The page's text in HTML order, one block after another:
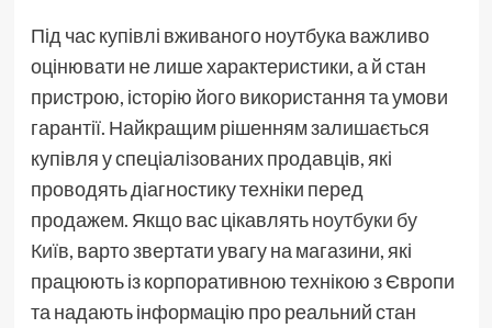
Під час купівлі вживаного ноутбука важливо
оцінювати не лише характеристики, а й стан
пристрою, історію його використання та умови
гарантії. Найкращим рішенням залишається
купівля у спеціалізованих продавців, які
проводять діагностику техніки перед
продажем. Якщо вас цікавлятьноутбуки бу
Київ, варто звертати увагу на магазини, які
працюють із корпоративною технікою з Європи
та надають інформацію про реальний стан